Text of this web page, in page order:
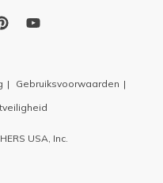
Gebruiksvoorwaarden
USA, Inc.